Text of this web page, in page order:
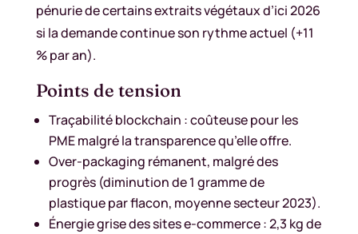
pénurie de certains extraits végétaux d’ici 2026
si la demande continue son rythme actuel (+11
% par an).
Points de tension
Traçabilité blockchain : coûteuse pour les
PME malgré la transparence qu’elle offre.
Over-packaging rémanent, malgré des
progrès (diminution de 1 gramme de
plastique par flacon, moyenne secteur 2023).
Énergie grise des sites e-commerce : 2,3 kg de